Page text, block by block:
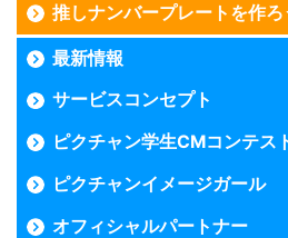
推しナンバープレートを作ろ
最新情報
サービスコンセプト
ピクチャン学生CMコンテス
ピクチャンイメージガール
オフィシャルパートナー